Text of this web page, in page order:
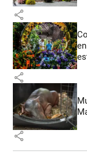
share
share
share